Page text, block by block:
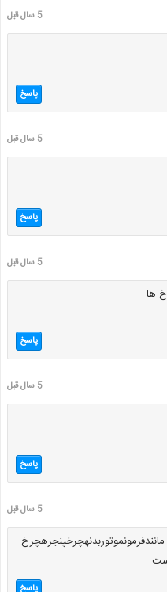
5 سال قبل
پاسخ
5 سال قبل
پاسخ
5 سال قبل
ها
پاسخ
5 سال قبل
پاسخ
5 سال قبل
پاسخ